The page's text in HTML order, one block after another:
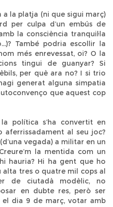
a la platja (ni que sigui març)
per culpa d’un embús de
la consciència tranquil·la
També podria escollir la
més enrevessat, oi? O la
tingui de guanyar? Si
per què ara no? I si trio
generat alguna simpatia
que aquest cop
política s’ha convertit en
al seu joc?
vegada) a militar en un
la mentida com un
hauria? Hi ha gent que ho
alta tres o quatre mil cops al
de ciutadà modèlic, no
en dubte res, però ser
el dia 9 de març, votar amb